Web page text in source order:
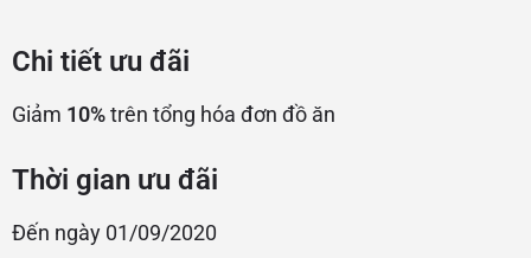
Chi tiết ưu đãi
Giảm 10%trên tổng hóa đơn đồ ăn
Thời gian ưu đãi
Đến ngày 01/09/2020